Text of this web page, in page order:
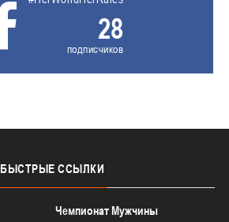
28
подписчиков
БЫСТРЫЕ ССЫЛКИ
Чемпионат Мужчины